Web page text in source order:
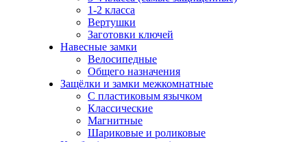
1-2 класса
Вертушки
Заготовки ключей
Навесные замки
Велосипедные
Общего назначения
Защёлки и замки межкомнатные
С пластиковым язычком
Классические
Магнитные
Шариковые и роликовые